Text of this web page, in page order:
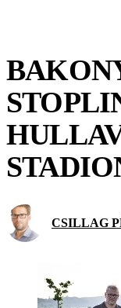
CSILLAG